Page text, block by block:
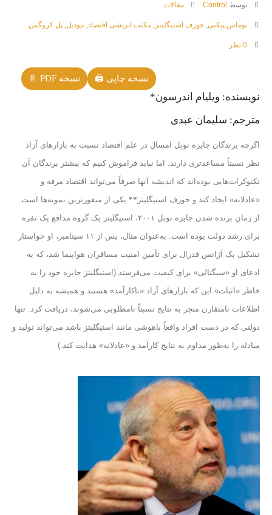
توسط Control مقالات
توماس پیکتی, جوزف استیگلیتز , مکتب اتریشی اقتصاد, نیودیل, پل کروگمن
0 نظر
نسخه چاپی 🖨 نسخه PDF 📄
نویسنده: ویلیام اندرسون*
مترجم: سلیمان عبدی
اگرچه برندگان جایزه نوبل امسال در علم اقتصاد نسبت به بازارهای آزاد
نظر نسبتاً مساعدتری دارند، اما نباید فراموش کنیم که بیشتر برندگان آن
تکنوکرات‌هایی بوده‌اند که اندیشه آنها صرفاً می‌تواند اقتصاد مرفه و
«عادلانه» ایجاد کند و جوزف استیگلیتز ** یکی از منفورترین نمونه‌ها است.
از زمان برنده شدن جایزه نوبل ۲۰۰۱، استیگلیتز یک گروه مدافع یک نفره
برای رشد دولت بوده است. به‌عنوان مثال، پس از ۱۱ سپتامبر، او خواستار
تشکیل یک آژانس فدرال برای تأمین امنیت مسافران هواپیما شد، که به
ادعای او «سیگنالی» برای کیفیت می‌فرستد.(استیگلیتز جایزه خود را به
خاطر «اثبات» این که بازارهای آزاد «ناکارآمد» هستند و همیشه به دلیل
اطلاعات نامتقارن منجر به نتایج نسبتاً نامطلوبی می‌شوند، دریافت کرد. تنها
دولتی که در دست افراد واقعاً باهوشی مانند استیگلیتز باشد می‌تواند تولید و
مبادله را به‌طور مداوم به نتایج کارآمد و «عادلانه» هدایت کند.)